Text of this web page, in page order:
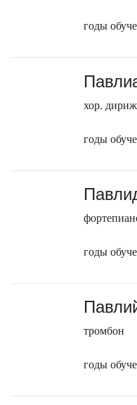
годы
хор.
годы
годы
тромбон
годы